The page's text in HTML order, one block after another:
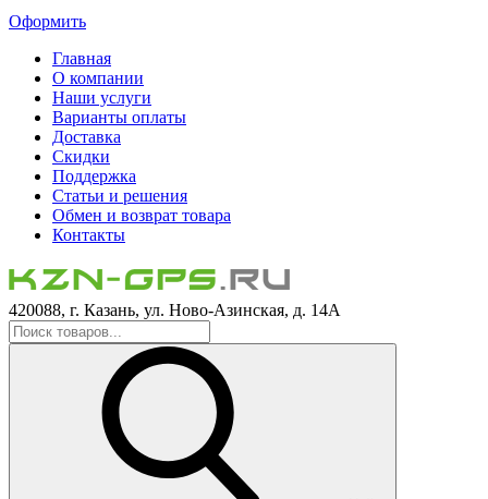
Оформить
Главная
О компании
Наши услуги
Варианты оплаты
Доставка
Скидки
Поддержка
Статьи и решения
Обмен и возврат товара
Контакты
420088, г. Казань, ул. Ново-Азинская, д. 14А